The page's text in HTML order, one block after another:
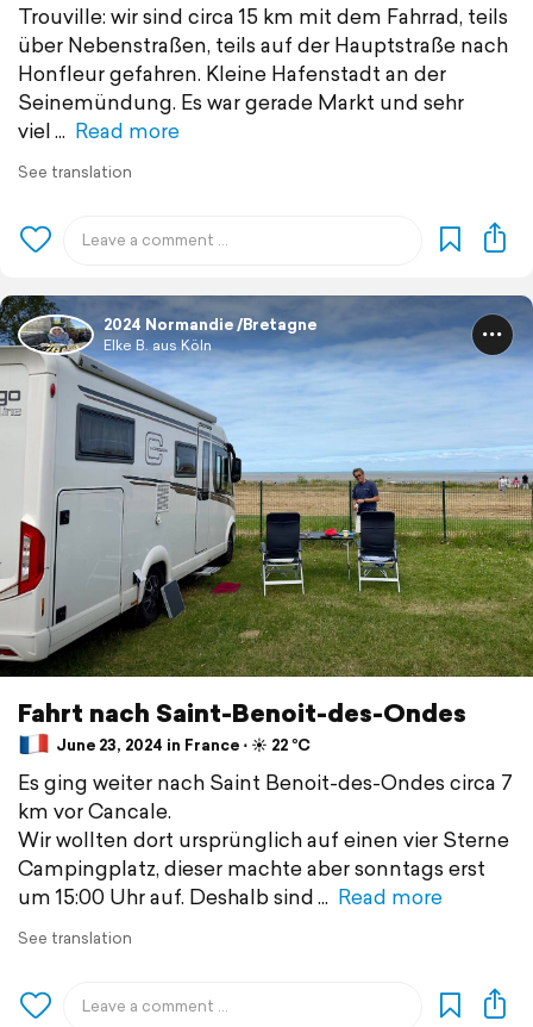
Trouville: wir sind circa 15 km mit dem Fahrrad, teils
über Nebenstraßen, teils auf der Hauptstraße nach
Honfleur gefahren. Kleine Hafenstadt an der
Seinemündung. Es war gerade Markt und sehr
viel
Read more
See translation
2024 Normandie /Bretagne
Elke B. aus Köln
Fahrt nach Saint-Benoit-des-Ondes
June 23, 2024 in France ⋅ ☀️ 22 °C
Es ging weiter nach Saint Benoit-des-Ondes circa 7
km vor Cancale.
Wir wollten dort ursprünglich auf einen vier Sterne
Campingplatz, dieser machte aber sonntags erst
um 15:00 Uhr auf. Deshalb sind
Read more
See translation